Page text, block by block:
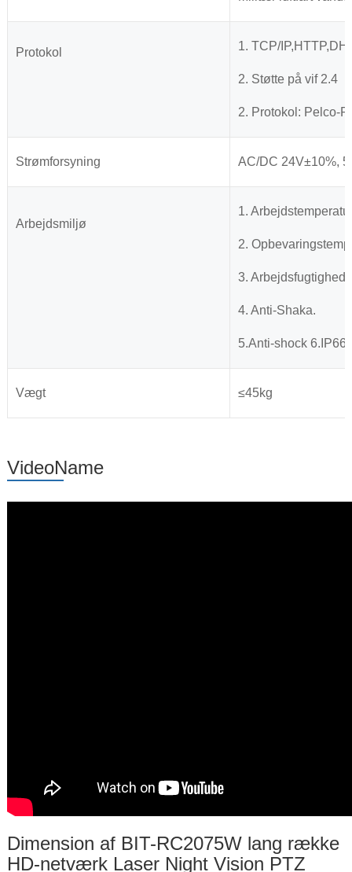
Protokol 1. TCP/
2. Støtte på vif 2.4
2. Protokol: Pelco-
Strømforsyning AC/DC 24V±10%,
Arbejdsmiljø
1.
2.
3. Arbejdsfugtighed:
4. Anti-Shaka.
5.Anti-shock 6.IP66
Vægt ≤45kg
VideoName
Dimension af BIT-RC2075W lang række
HD-netværk Laser Night Vision PTZ